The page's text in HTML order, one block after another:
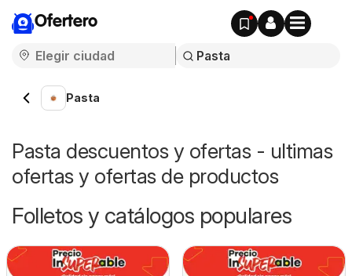
Ofertero
Pasta
Pasta descuentos y ofertas - ultimas
ofertas y ofertas de productos
Folletos y catálogos populares